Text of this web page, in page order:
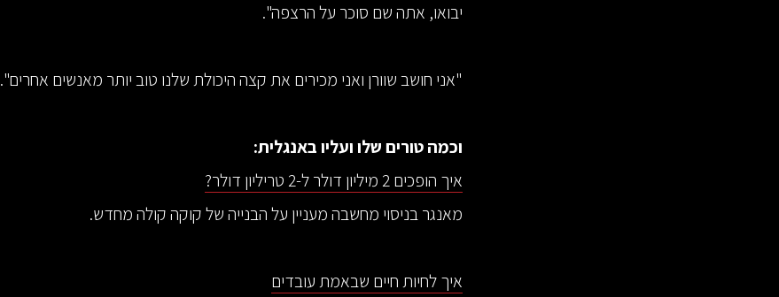
יבואו, אתה שם סוכר על הרצפה".
"אני חושב שוורן ואני מכירים את קצה היכולת שלנו טוב יותר מאנשים אחרים".
וכמה טורים שלו ועליו באנגלית:
איך הופכים 2 מיליון דולר ל-2 טריליון דולר?
מאנגר בניסוי מחשבה מעניין על הבנייה של קוקה קולה מחדש.
איך לחיות חיים שבאמת עובדים